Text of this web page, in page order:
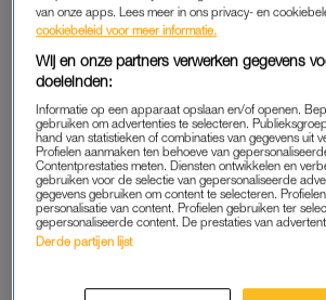
Vol jeugdige energie duiken de twee
Heerschop (63) in “de diepten van onze
werk, vriendinnen, ouders, kinderen,
ontmoetingen, onbedoelde avonturen. Het
voorbij. Met humor en zelfspot gaan we
anders had kunnen zijn.”
SPEELLIJST
Theaterproducties. Heerschop en Waas
van onze apps. Lees meer in ons privacy- en
cookiebeleid voor meer informatie.
Wij en onze partners verwerken gegevens
doeleinden:
Informatie op een apparaat opslaan en/of openen.
gebruiken om advertenties te selecteren.
hand van statistieken of combinaties van gegevens uit
Profielen aanmaken ten behoeve van
Contentprestaties meten. Diensten ontwikkelen en
gebruiken voor de selectie van gepersonaliseerde
gegevens gebruiken om content te selecteren.
personalisatie van content. Profielen gebruiken ter
gepersonaliseerde content. De prestaties van
Derde partijen lijst